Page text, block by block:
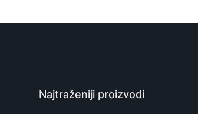
Najtraženiji proizvodi